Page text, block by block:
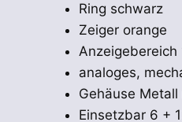
Ring schwarz
Zeiger orange
Anzeigebereich
analoges,
Gehäuse
Einsetzbar 6 +